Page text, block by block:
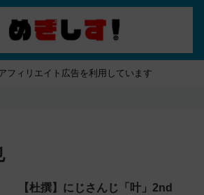
フィリエイト広告を利用しています
【杜撰】にじさんじ「叶」2nd